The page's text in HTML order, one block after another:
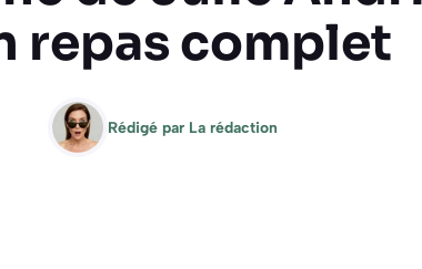
repas complet
Rédigé par La rédaction